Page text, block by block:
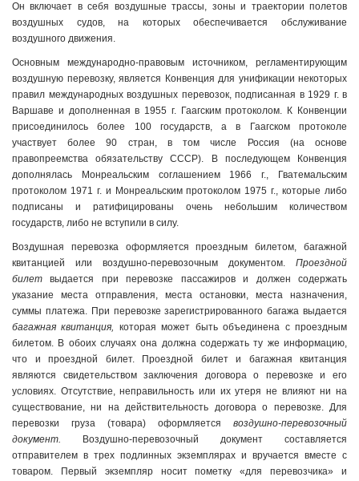
Он включает в себя воздушные трассы, зоны и траектории полетов
воздушных судов, на которых обеспечивается обслуживание
воздушного движения.
Основным международно-правовым источником, регламентирующим
воздушную перевозку, является Конвенция для унификации некоторых
пра­вил международных воздушных перевозок, подписанная в 1929 г. в
Варшаве и дополненная в 1955 г. Гаагским протоколом. К Конвенции
присоединилось более 100 государств, а в Гаагском протоколе
участвует более 90 стран, в том числе Россия (на основе
правопреемства обязательству СССР). В последующем Конвенция
дополнялась Монреальским соглашением 1966 г., Гватемальским
протоколом 1971 г. и Монреальским протоколом 1975 г., которые либо
подписаны и ратифицированы очень небольшим количеством
государств, либо не вступили в силу.
Воздушная перевозка оформляется проездным билетом, багажной
квитанцией или воздушно-перевозочным документом. Проездной
билетвыдается при перевозке пассажиров и должен содержать
указание места отправления, места остановки, места назначения,
суммы платежа. При перевозке зарегистрированного багажа выдается
багажная квитанция, которая может быть объединена с проездным
билетом. В обоих случаях она должна содержать ту же информацию,
что и проездной билет. Проездной билет и багажная квитанция
являются свидетельством заключения договора о перевозке и его
условиях. Отсутствие, неправильность или их утеря не влияют ни на
существование, ни на действительность договора о перевозке. Для
перевозки груза (товара) оформляется воздушно-перевозочный
документ.
Воздушно-перевозочный документ составляется
отправителем в трех подлинных экземплярах и вручается вместе с
товаром. Первый экземпляр носит пометку «для перевозчика» и